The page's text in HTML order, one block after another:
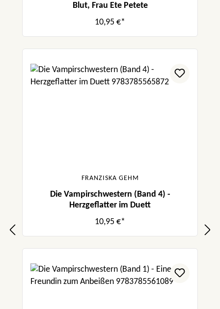
Blut, Frau Ete Petete
10,95 €*
FRANZISKA GEHM
Die Vampirschwestern (Band 4) -
Herzgeflatter im Duett
10,95 €*